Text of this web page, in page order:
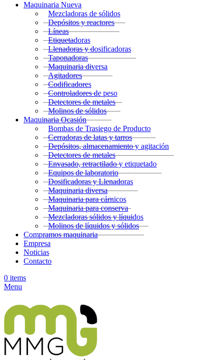
Maquinaria Nueva
Mezcladoras de sólidos
Depósitos y reactores
Líneas
Etiquetadoras
Llenadoras y dosificadoras
Taponadoras
Maquinaria diversa
Agitadores
Codificadores
Controladores de peso
Detectores de metales
Molinos de sólidos
Maquinaria Ocasión
Bombas de Trasiego de Producto
Cerradoras de latas y tarros
Depósitos, almacenamiento y agitación
Detectores de metales
Envasado, retractilado y etiquetado
Equipos de laboratorio
Dosificadoras y Llenadoras
Maquinaria diversa
Maquinaria para cárnicos
Maquinaria para conserva
Mezcladoras sólidos y líquidos
Molinos de líquidos y sólidos
Compramos maquinaria
Empresa
Noticias
Contacto
0 items
Menu